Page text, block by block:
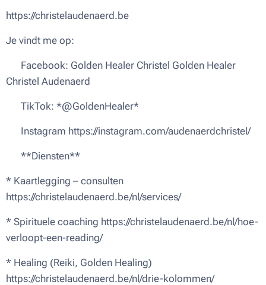
https://christelaudenaerd.be
Je vindt me op:
🔹 Facebook: Golden Healer Christel Golden Healer
Christel Audenaerd
🔹 TikTok: *@GoldenHealer*
🔹 Instagram https://instagram.com/audenaerdchristel/
✨ **Diensten**
* Kaartlegging – consulten
https://christelaudenaerd.be/nl/services/
* Spirituele coaching https://christelaudenaerd.be/nl/hoe-
verloopt-een-reading/
* Healing (Reiki, Golden Healing)
https://christelaudenaerd.be/nl/drie-kolommen/